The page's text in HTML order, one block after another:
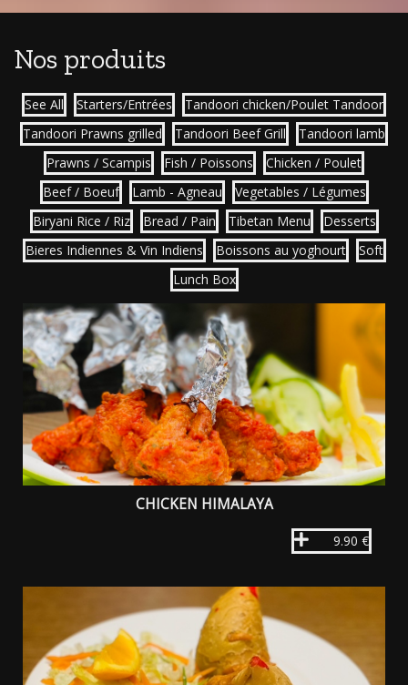
Nos produits
See All Starters/Entrées
Tandoori chicken/Poulet Tandoor
Tandoori Prawns grilled
Tandoori Beef Grill
Tandoori lamb
Prawns / Scampis
Fish / Poissons
Chicken / Poulet
Beef / Boeuf
Lamb - Agneau
Vegetables / Légumes
Biryani Rice / Riz
Bread / Pain Tibetan Menu
Desserts
Bieres Indiennes & Vin Indiens
Boissons au yoghourt
Soft
Lunch Box
CHICKEN HIMALAYA
9.90 €